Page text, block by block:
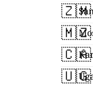
🇿🇲
🇲🇿
🇨🇦
🇺🇬